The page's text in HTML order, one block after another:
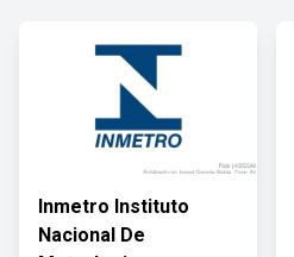
Inmetro Instituto
Nacional De